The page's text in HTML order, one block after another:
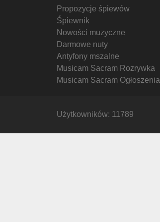
Propozycje śpiewów
Śpiewnik
Nowości muzyczne
Darmowe nuty
Antyfony mszalne
Musicam Sacram Rozrywka
Musicam Sacram Ogłoszenia
Użytkowników: 11789